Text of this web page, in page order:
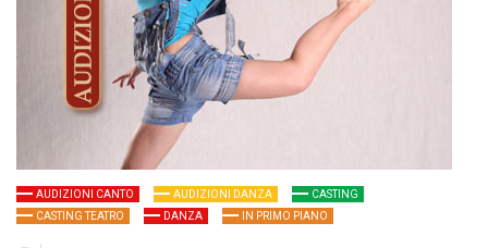
AUDIZIONI CANTO AUDIZIONI DANZA
CASTING
CASTING TEATRO
DANZA IN PRIMO PIANO